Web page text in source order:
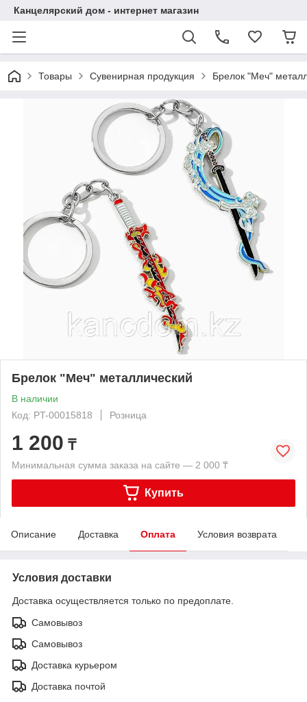
Канцелярский дом - интернет магазин
Товары Сувенирная продукция Брелок "Меч"
Брелок "Меч" металлический
В наличии
Код: PT-00015818
Розница
1 200 ₸
Минимальная сумма заказа на сайте — 2 000 ₸
Купить
Описание Доставка Оплата Условия возврата
Условия доставки
Доставка осуществляется только по предоплате.
Самовывоз
Самовывоз
Доставка курьером
Доставка почтой